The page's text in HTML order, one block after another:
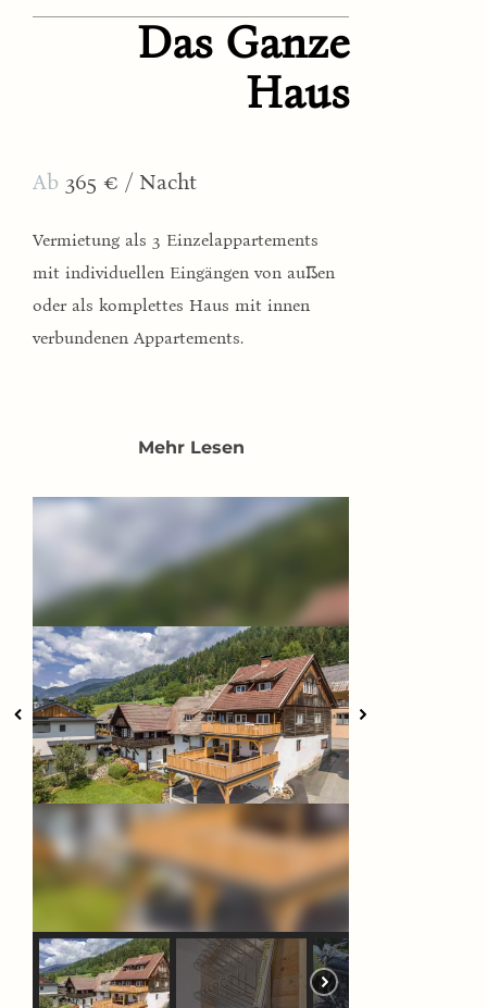
Das Ganze
Haus
Ab 365 € / Nacht
Vermietung als 3 Einzelappartements
mit individuellen Eingängen von außen
oder als komplettes Haus mit innen
verbundenen Appartements.
Mehr Lesen